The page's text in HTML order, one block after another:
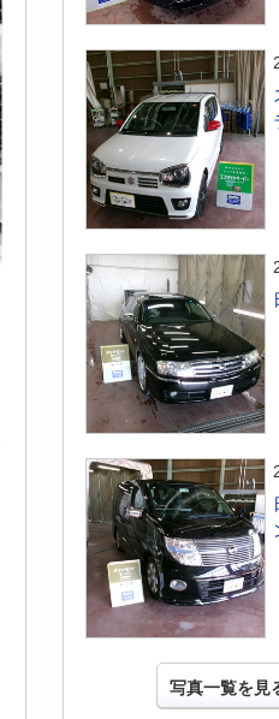
写真一覧を見